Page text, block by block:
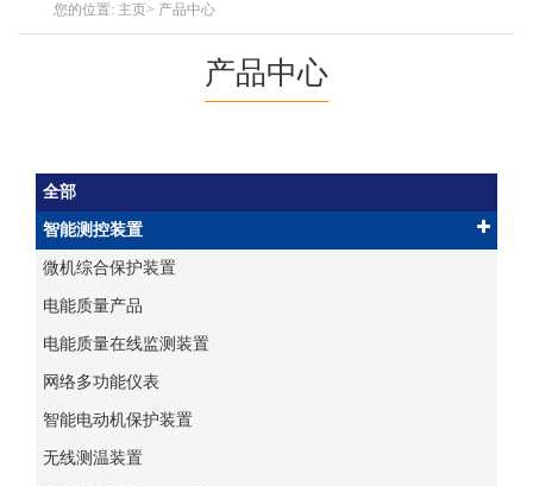
您的位置: 主页> 产品中心
产品中心
全部
智能测控装置
微机综合保护装置
电能质量产品
电能质量在线监测装置
网络多功能仪表
智能电动机保护装置
无线测温装置